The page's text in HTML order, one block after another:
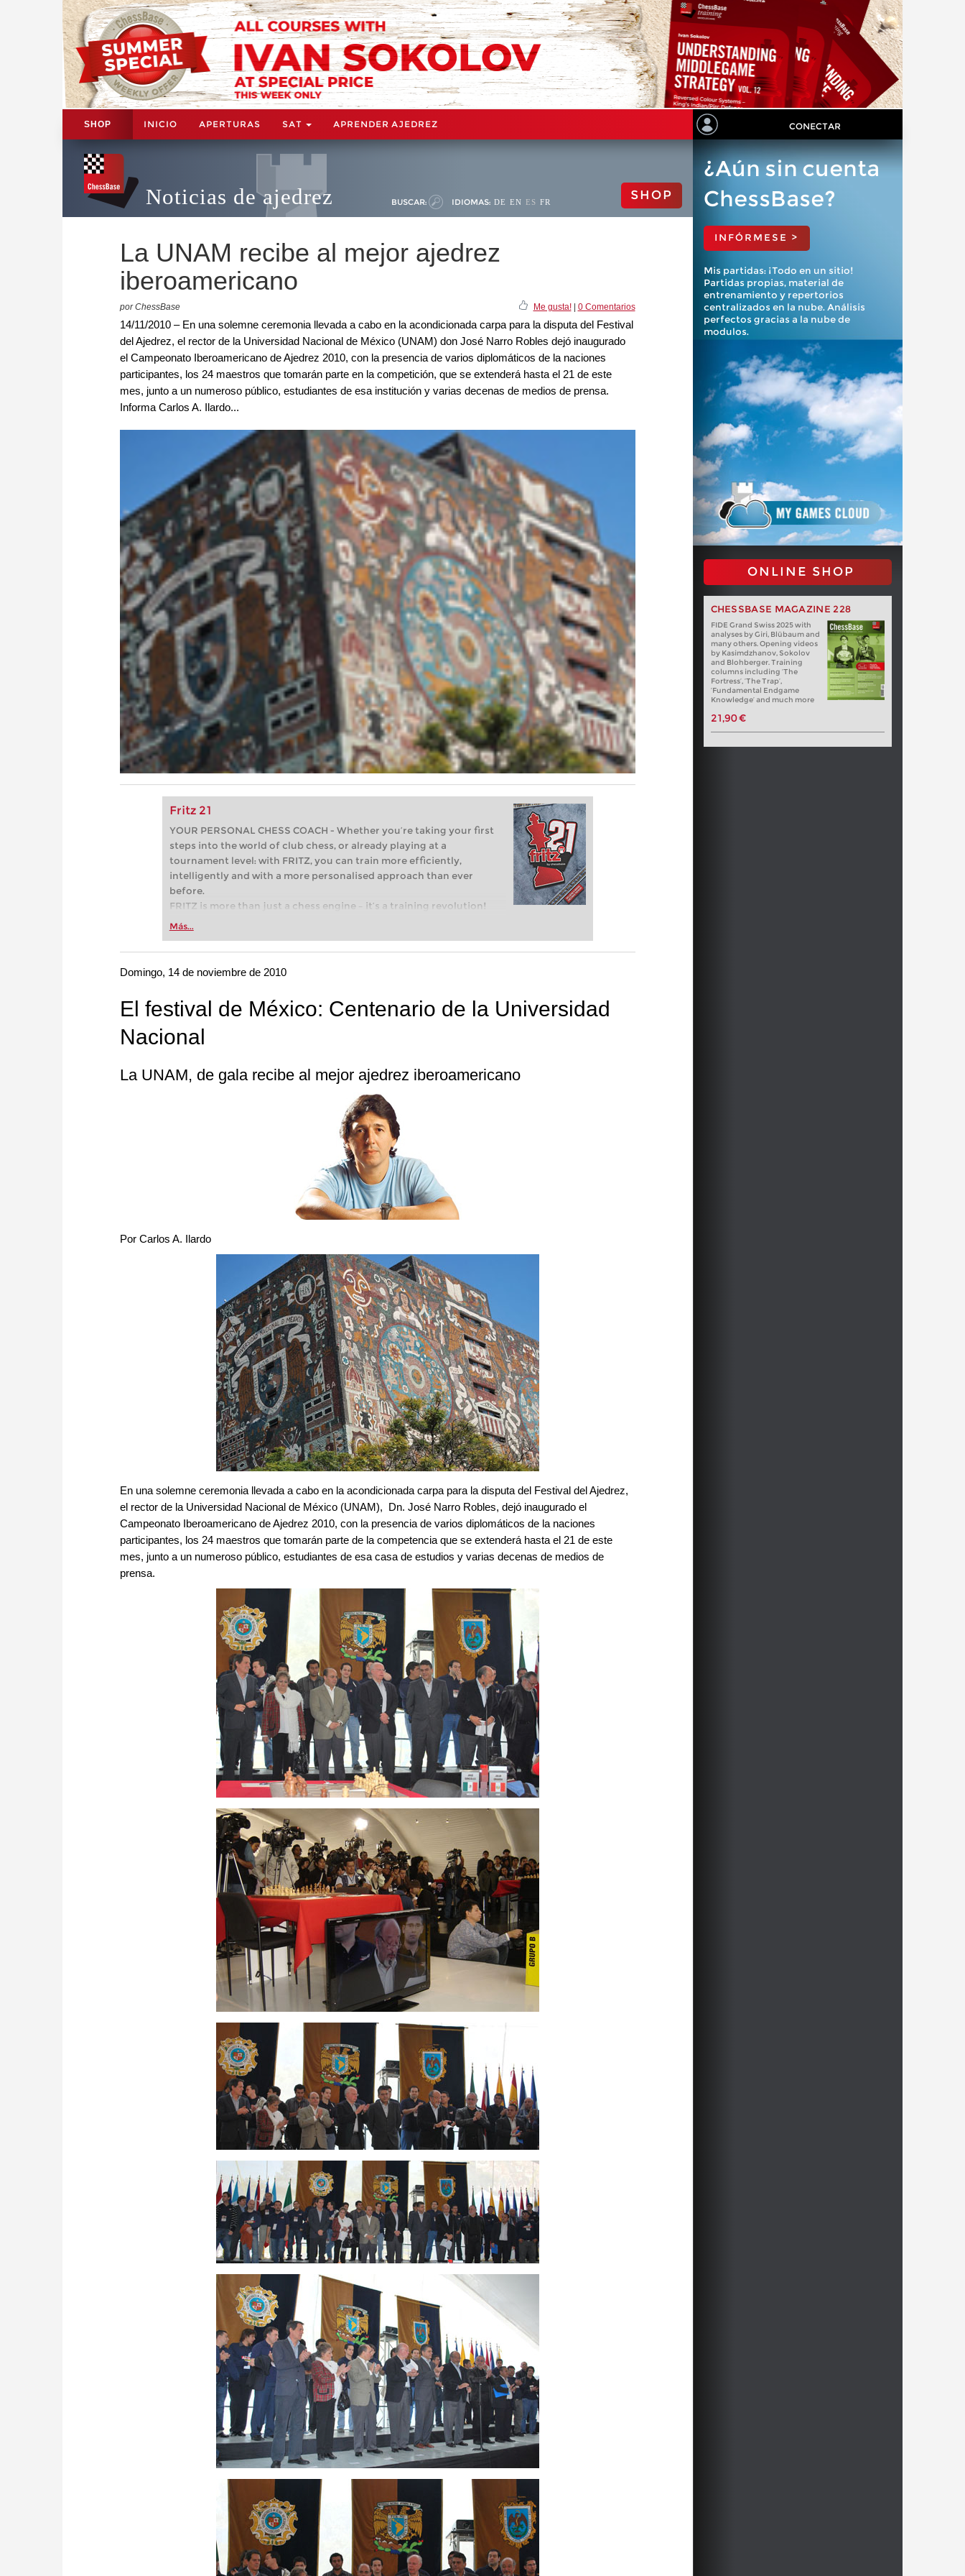
SHOP INICIO APERTURAS SAT APRENDER AJEDREZ CONECTAR
Noticias de ajedrez BUSCAR: IDIOMAS: DE EN ES FR SHOP
La UNAM recibe al mejor ajedrez
iberoamericano
por ChessBase Me gusta!| 0 Comentarios
14/11/2010 – En una solemne ceremonia llevada a cabo en la acondicionada carpa para la disputa del Festival
del Ajedrez, el rector de la Universidad Nacional de México (UNAM) don José Narro Robles dejó inaugurado
el Campeonato Iberoamericano de Ajedrez 2010, con la presencia de varios diplomáticos de la naciones
participantes, los 24 maestros que tomarán parte en la competición, que se extenderá hasta el 21 de este
mes, junto a un numeroso público, estudiantes de esa institución y varias decenas de medios de prensa.
Informa Carlos A. Ilardo...
Fritz 21
YOUR PERSONAL CHESS COACH - Whether you’re taking your first
steps into the world of club chess, or already playing at a
tournament level: with FRITZ, you can train more efficiently,
intelligently and with a more personalised approach than ever
before.
FRITZ is more than just a chess engine – it’s a training revolution!
Whether you’re taking your first steps into the world of club chess,
more efficiently, intelligently and with a more personalised
approach than ever before.
Más...
¿Aún sin cuenta
ChessBase?
INFÓRMESE >
Mis partidas: ¡Todo en un sitio!
Partidas propias, material de
entrenamiento y repertorios
centralizados en la nube. Análisis
perfectos gracias a la nube de
modulos.
ONLINE SHOP
CHESSBASE MAGAZINE 228
FIDE Grand Swiss 2025 with
analyses by Giri, Blübaum and
many others. Opening videos
by Kasimdzhanov, Sokolov
and Blohberger. Training
columns including ‘The
Fortress’, ‘The Trap’,
‘Fundamental Endgame
Knowledge’ and much more
21,90 €
Domingo, 14 de noviembre de 2010
El festival de México: Centenario de la Universidad
Nacional
La UNAM, de gala recibe al mejor ajedrez iberoamericano
Por Carlos A. Ilardo
En una solemne ceremonia llevada a cabo en la acondicionada carpa para la disputa del Festival del Ajedrez,
el rector de la Universidad Nacional de México (UNAM), Dn. José Narro Robles, dejó inaugurado el
Campeonato Iberoamericano de Ajedrez 2010, con la presencia de varios diplomáticos de la naciones
participantes, los 24 maestros que tomarán parte de la competencia que se extenderá hasta el 21 de este
mes, junto a un numeroso público, estudiantes de esa casa de estudios y varias decenas de medios de
prensa.